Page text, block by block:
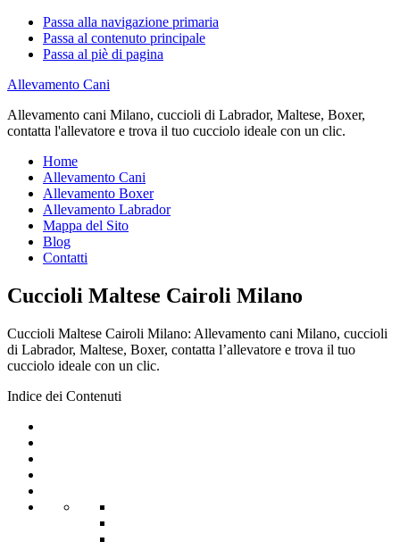
Passa alla navigazione primaria
Passa al contenuto principale
Passa al piè di pagina
Allevamento Cani
Allevamento cani Milano, cuccioli di Labrador, Maltese, Boxer,
contatta l'allevatore e trova il tuo cucciolo ideale con un clic.
Home
Allevamento Cani
Allevamento Boxer
Allevamento Labrador
Mappa del Sito
Blog
Contatti
Cuccioli Maltese Cairoli Milano
Cuccioli Maltese Cairoli Milano: Allevamento cani Milano, cuccioli
di Labrador, Maltese, Boxer, contatta l’allevatore e trova il tuo
cucciolo ideale con un clic.
Indice dei Contenuti